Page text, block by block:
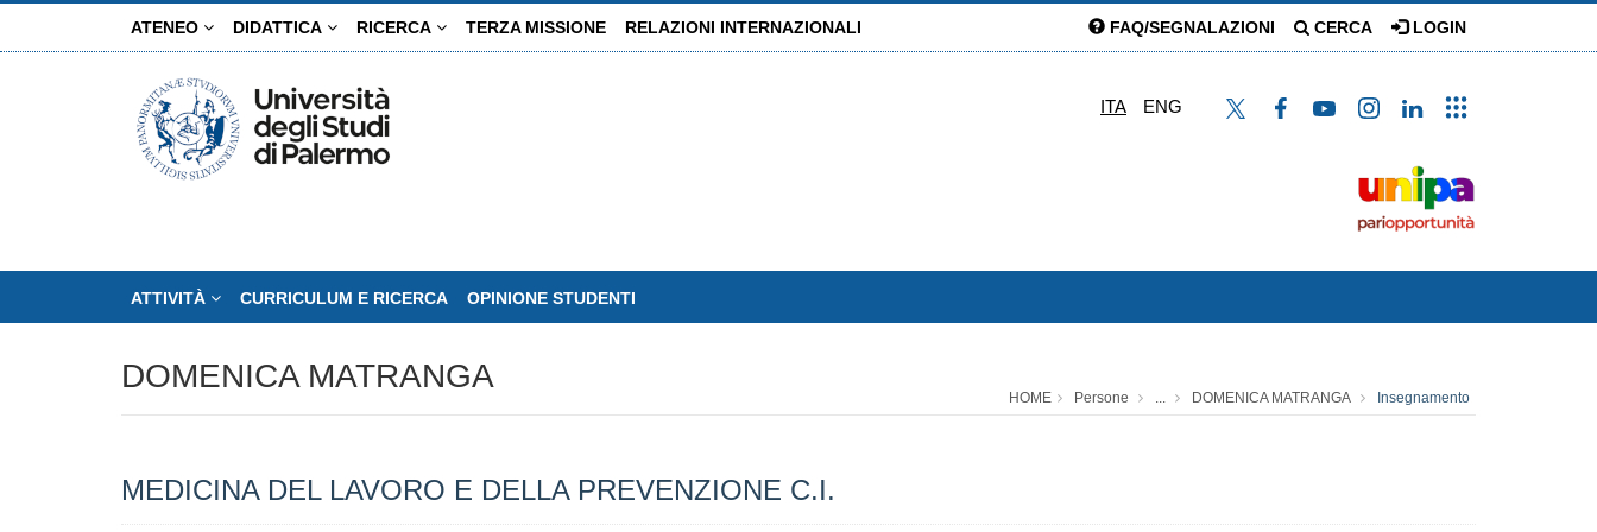
ATENEO DIDATTICA RICERCA TERZA MISSIONE RELAZIONI INTERNAZIONALI FAQ/SEGNALAZIONI CERCA LOGIN
ITA ENG
ATTIVITÀ CURRICULUM E RICERCA OPINIONE STUDENTI
DOMENICA MATRANGA
HOME Persone ... DOMENICA MATRANGA Insegnamento
MEDICINA DEL LAVORO E DELLA PREVENZIONE C.I.